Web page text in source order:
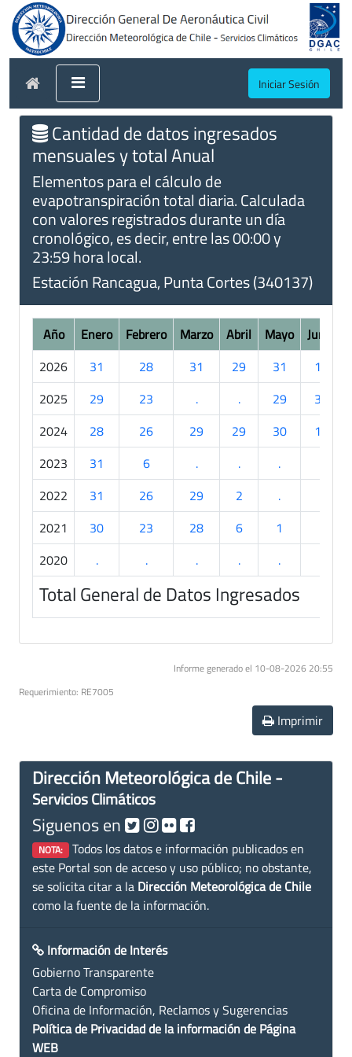
Iniciar Sesión
Cantidad de datos ingresados
mensuales y total Anual
Elementos para el cálculo de
evapotranspiración total diaria. Calculada
con valores registrados durante un día
cronológico, es decir, entre las 00:00 y
23:59 hora local.
Estación Rancagua, Punta Cortes (340137)
Año Enero Febrero Marzo Abril Mayo Junio
2026
31 28 31 29 31
19
2025
29 23 . . 29
30
2024
28 26 29 29 30
18
2023
31 6 . . .
2022
31 26 29 2 .
2021
30 23 28 6 1
2020
. . . . .
Total General de Datos Ingresados
Informe generado el 10-08-2026 20:55
Requerimiento: RE7005
Imprimir
Dirección Meteorológica de Chile -
Servicios Climáticos
Siguenos en
NOTA: Todos los datos e información publicados en
este Portal son de acceso y uso público; no obstante,
se solicita citar a la Dirección Meteorológica de Chile
como la fuente de la información.
Información de Interés
Gobierno Transparente
Carta de Compromiso
Oficina de Información, Reclamos y Sugerencias
Política de Privacidad de la información de Página
WEB